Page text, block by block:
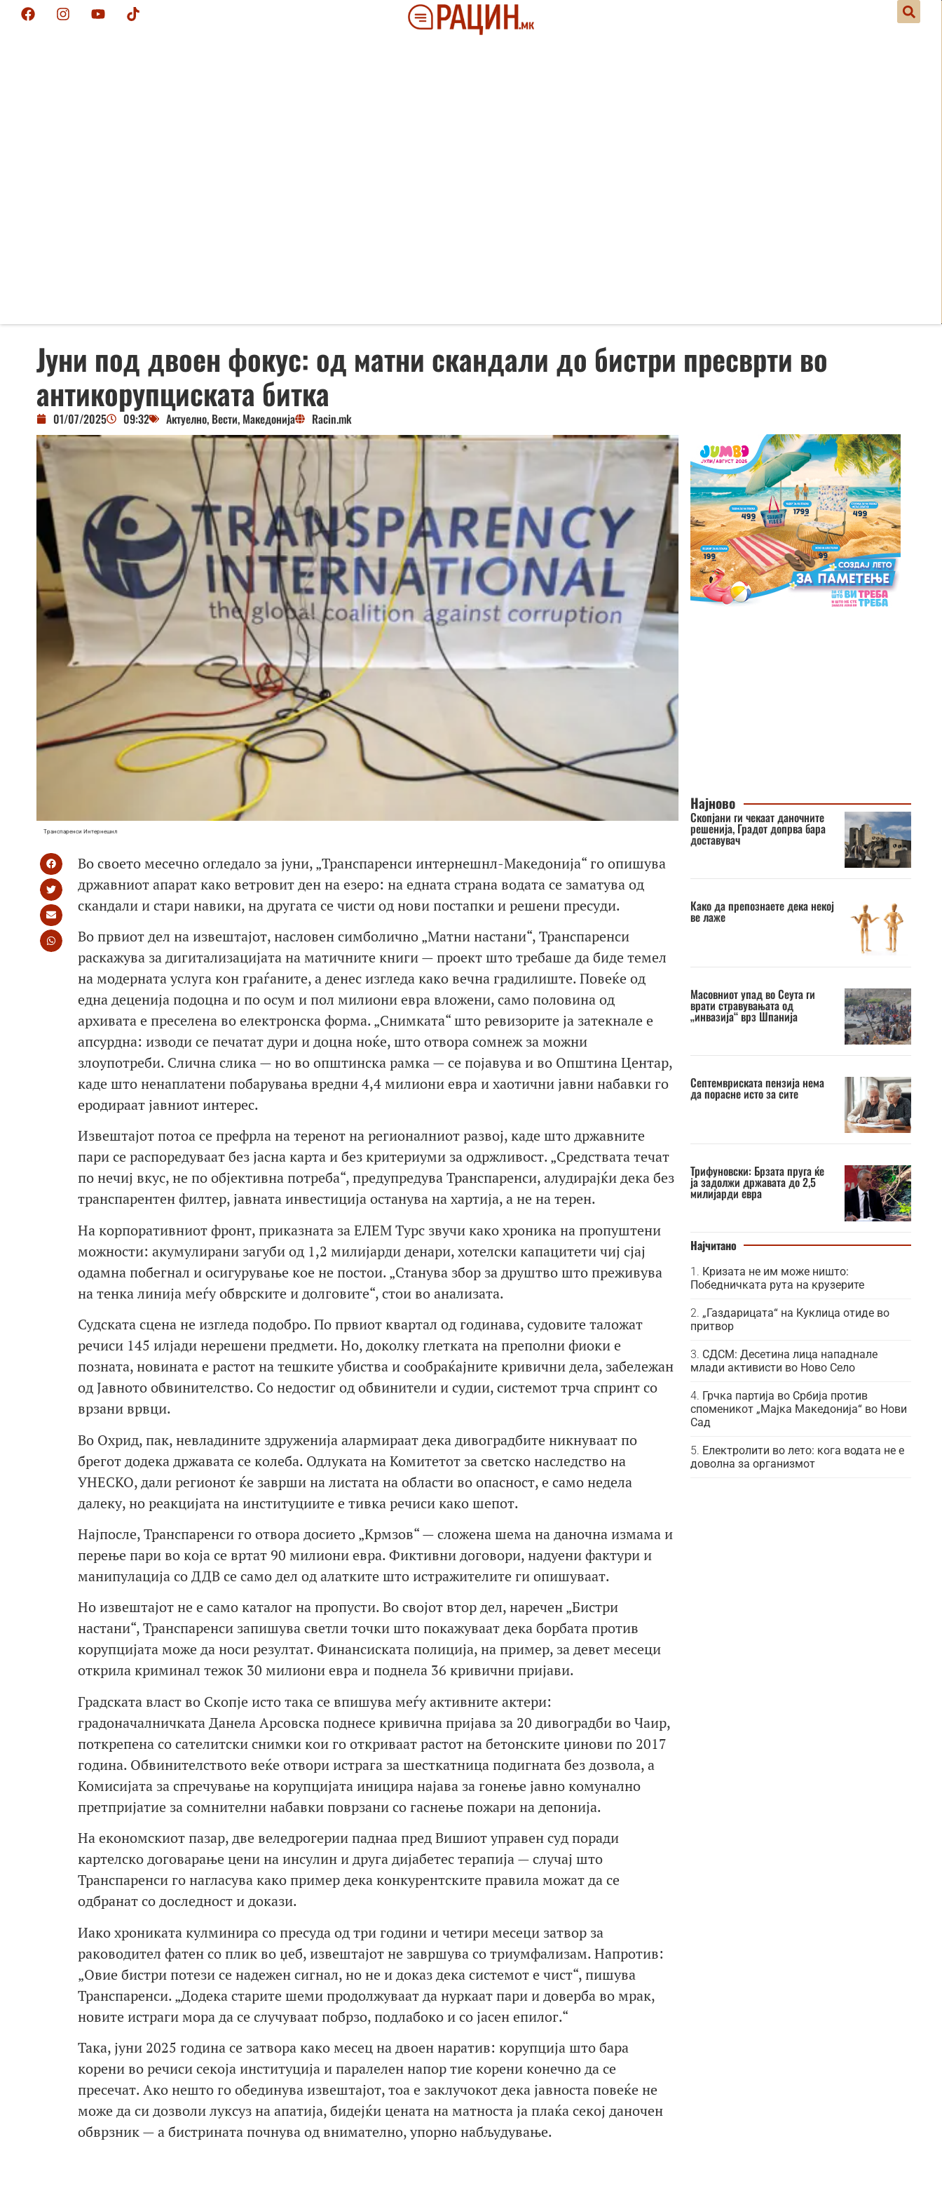
Јуни под двоен фокус: од матни скандали до бистри пресврти во
антикорупциската битка
01/07/2025 09:32 Актуелно, Вести, Македонија Racin.mk
Транспаренси Интернешнл
Во своето месечно огледало за јуни, „Транспаренси интернешнл-Македонија“ го опишува
државниот апарат како ветровит ден на езеро: на едната страна водата се заматува од
скандали и стари навики, на другата се чисти од нови постапки и решени пресуди.
Во првиот дел на извештајот, насловен симболично „Матни настани“, Транспаренси
раскажува за дигитализацијата на матичните книги — проект што требаше да биде темел
на модерната услуга кон граѓаните, а денес изгледа како вечна градилиште. Повеќе од
една деценија подоцна и по осум и пол милиони евра вложени, само половина од
архивата е преселена во електронска форма. „Снимката“ што ревизорите ја затекнале е
апсурдна: изводи се печатат дури и доцна ноќе, што отвора сомнеж за можни
злоупотреби. Слична слика — но во општинска рамка — се појавува и во Општина Центар,
каде што ненаплатени побарувања вредни 4,4 милиони евра и хаотични јавни набавки го
еродираат јавниот интерес.
Извештајот потоа се префрла на теренот на регионалниот развој, каде што државните
пари се распоредуваат без јасна карта и без критериуми за одржливост. „Средствата течат
по нечиј вкус, не по објективна потреба“, предупредува Транспаренси, алудирајќи дека без
транспарентен филтер, јавната инвестиција останува на хартија, а не на терен.
На корпоративниот фронт, приказната за ЕЛЕМ Турс звучи како хроника на пропуштени
можности: акумулирани загуби од 1,2 милијарди денари, хотелски капацитети чиј сјај
одамна побегнал и осигурување кое не постои. „Станува збор за друштво што преживува
на тенка линија меѓу обврските и долговите“, стои во анализата.
Судската сцена не изгледа подобро. По првиот квартал од годинава, судовите таложат
речиси 145 илјади нерешени предмети. Но, доколку глетката на преполни фиоки е
позната, новината е растот на тешките убиства и сообраќајните кривични дела, забележан
од Јавното обвинителство. Со недостиг од обвинители и судии, системот трча спринт со
врзани врвци.
Во Охрид, пак, невладините здруженија алармираат дека дивоградбите никнуваат по
брегот додека државата се колеба. Одлуката на Комитетот за светско наследство на
УНЕСКО, дали регионот ќе заврши на листата на области во опасност, е само недела
далеку, но реакцијата на институциите е тивка речиси како шепот.
Најпосле, Транспаренси го отвора досието „Крмзов“ — сложена шема на даночна измама и
перење пари во која се вртат 90 милиони евра. Фиктивни договори, надуени фактури и
манипулација со ДДВ се само дел од алатките што истражителите ги опишуваат.
Но извештајот не е само каталог на пропусти. Во својот втор дел, наречен „Бистри
настани“, Транспаренси запишува светли точки што покажуваат дека борбата против
корупцијата може да носи резултат. Финансиската полиција, на пример, за девет месеци
открила криминал тежок 30 милиони евра и поднела 36 кривични пријави.
Градската власт во Скопје исто така се впишува меѓу активните актери:
градоначалничката Данела Арсовска поднесе кривична пријава за 20 дивоградби во Чаир,
поткрепена со сателитски снимки кои го откриваат растот на бетонските џинови по 2017
година. Обвинителството веќе отвори истрага за шесткатница подигната без дозвола, а
Комисијата за спречување на корупцијата иницира најава за гонење јавно комунално
претпријатие за сомнителни набавки поврзани со гаснење пожари на депонија.
На економскиот пазар, две веледрогерии паднаа пред Вишиот управен суд поради
картелско договарање цени на инсулин и друга дијабетес терапија — случај што
Транспаренси го нагласува како пример дека конкурентските правила можат да се
одбранат со доследност и докази.
Иако хрониката кулминира со пресуда од три години и четири месеци затвор за
раководител фатен со плик во џеб, извештајот не завршува со триумфализам. Напротив:
„Овие бистри потези се надежен сигнал, но не и доказ дека системот е чист“, пишува
Транспаренси. „Додека старите шеми продолжуваат да нуркаат пари и доверба во мрак,
новите истраги мора да се случуваат побрзо, подлабоко и со јасен епилог.“
Така, јуни 2025 година се затвора како месец на двоен наратив: корупција што бара
корени во речиси секоја институција и паралелен напор тие корени конечно да се
пресечат. Ако нешто го обединува извештајот, тоа е заклучокот дека јавноста повеќе не
може да си дозволи луксуз на апатија, бидејќи цената на матноста ја плаќа секој даночен
обврзник — а бистрината почнува од внимателно, упорно набљудување.
Најново
Скопјани ги чекаат даночните
решенија, Градот допрва бара
доставувач
Како да препознаете дека некој
ве лаже
Масовниот упад во Сеута ги
врати стравувањата од
„инвазија“ врз Шпанија
Септемвриската пензија нема
да порасне исто за сите
Трифуновски: Брзата пруга ќе
ја задолжи државата до 2,5
милијарди евра
Најчитано
Кризата не им може ништо:
Победничката рута на крузерите
„Газдарицата“ на Куклица отиде во
притвор
СДСМ: Десетина лица нападнале
млади активисти во Ново Село
Грчка партија во Србија против
споменикот „Мајка Македонија“ во Нови
Сад
Електролити во лето: кога водата не е
доволна за организмот